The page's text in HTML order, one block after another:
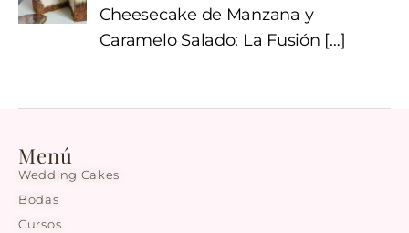
Cheesecake de Manzana y
Caramelo Salado: La Fusión […]
Menú
Wedding Cakes
Bodas
Cursos